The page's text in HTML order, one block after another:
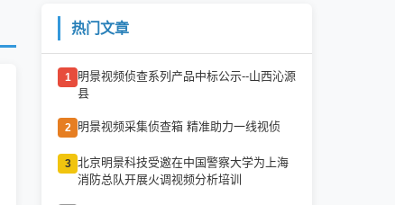
热门文章
1
明景视频侦查系列产品中标公示--山西沁源
县
2 明景视频采集侦查箱 精准助力一线视侦
3 北京明景科技受邀在中国警察大学为上海
消防总队开展火调视频分析培训